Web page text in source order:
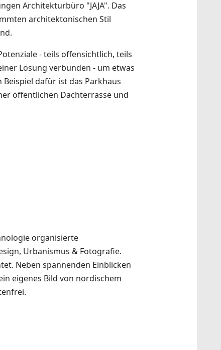
Architekturbüro "JAJA". Das
architektonischen Stil
- teils offensichtlich, teils
Lösung verbunden - um etwas
dafür ist das Parkhaus
öffentlichen Dachterrasse und
organisierte
Urbanismus & Fotografie.
Neben spannenden Einblicken
eigenes Bild von nordischem